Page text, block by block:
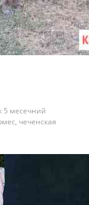
5 месечний
чеченская